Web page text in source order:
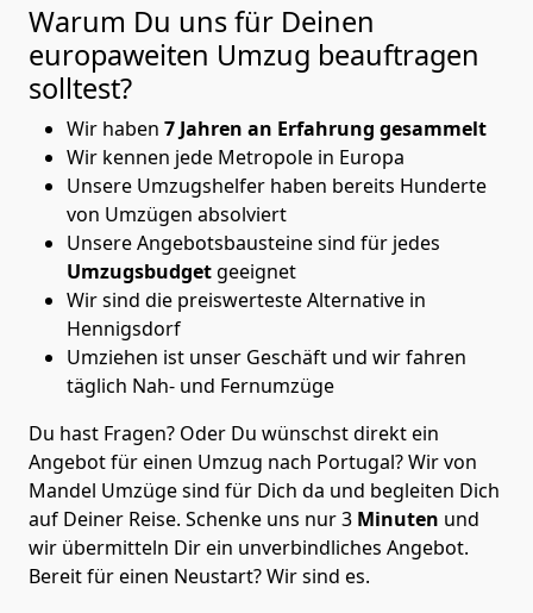
Warum Du uns für Deinen
europaweiten Umzug beauftragen
solltest?
Wir haben 7 Jahren an Erfahrung gesammelt
Wir kennen jede Metropole in Europa
Unsere Umzugshelfer haben bereits Hunderte
von Umzügen absolviert
Unsere Angebotsbausteine sind für jedes
Umzugsbudgetgeeignet
Wir sind die preiswerteste Alternative in
Hennigsdorf
Umziehen ist unser Geschäft und wir fahren
täglich Nah- und Fernumzüge
Du hast Fragen? Oder Du wünschst direkt ein
Angebot für einen Umzug nach Portugal? Wir von
Mandel Umzügesind für Dich da und begleiten Dich
auf Deiner Reise. Schenke uns nur3 Minuten und
wir übermitteln Dir ein unverbindliches Angebot.
Bereit für einen Neustart? Wir sind es.